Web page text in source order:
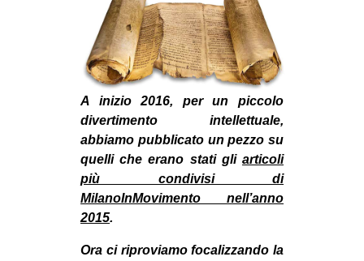
MILANO
MOBILITAZIONI
SPAZI
SPORT POPOLARE
MOVIMENTI
AMBIENTE
ANTIFASCISMO
GENERI
A inizio 2016, per un piccolo
divertimento intellettuale,
abbiamo pubblicato un pezzo su
quelli che erano stati gli articoli
più condivisi di
MilanoInMovimento nell’anno
2015.
Ora ci riproviamo focalizzando la